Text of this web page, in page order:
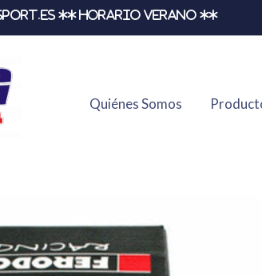
** HORARIO VERANO **
Quiénes Somos